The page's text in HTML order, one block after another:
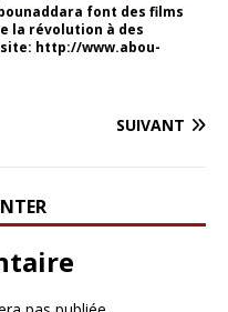
font des films
la révolution à des
http://www.abou-
SUIVANT